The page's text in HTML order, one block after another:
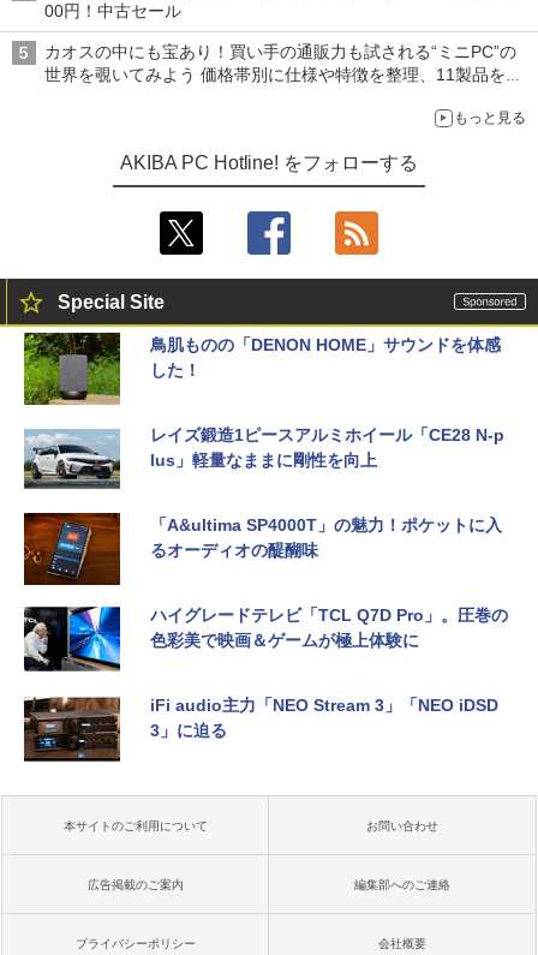
00円！中古セール
カオスの中にも宝あり！買い手の通販力も試される“ミニPC”の
世界を覗いてみよう 価格帯別に仕様や特徴を整理、11製品をピ
もっと見る
AKIBA PC Hotline! をフォローする
Special Site
鳥肌ものの「DENON HOME」サウンドを体感
した！
レイズ鍛造1ピースアルミホイール「CE28 N-p
lus」軽量なままに剛性を向上
「A&ultima SP4000T」の魅力！ポケットに入
るオーディオの醍醐味
ハイグレードテレビ「TCL Q7D Pro」。圧巻の
色彩美で映画＆ゲームが極上体験に
iFi audio主力「NEO Stream 3」「NEO iDSD
3」に迫る
本サイトのご利用について お問い合わせ
広告掲載のご案内 編集部へのご連絡
プライバシーポリシー 会社概要